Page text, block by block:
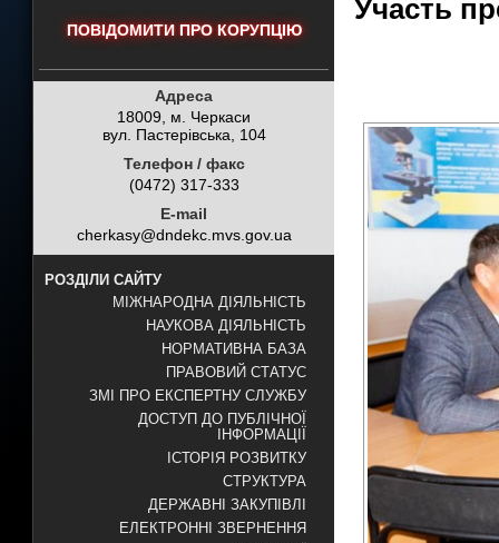
- проведення всих видів судових
експертиз
ПОВІДОМИТИ ПРО КОРУПЦІЮ
Адреса
18009, м. Черкаси
вул. Пастерівська, 104
Телефон / факс
(0472) 317-333
E-mail
cherkasy@dndekc.mvs.gov.ua
РОЗДІЛИ САЙТУ
МІЖНАРОДНА ДІЯЛЬНІСТЬ
НАУКОВА ДІЯЛЬНІСТЬ
НОРМАТИВНА БАЗА
ПРАВОВИЙ СТАТУС
ЗМІ ПРО ЕКСПЕРТНУ СЛУЖБУ
ДОСТУП ДО ПУБЛІЧНОЇ
ІНФОРМАЦІЇ
ІСТОРІЯ РОЗВИТКУ
СТРУКТУРА
ДЕРЖАВНІ ЗАКУПІВЛІ
ЕЛЕКТРОННІ ЗВЕРНЕННЯ
Участь